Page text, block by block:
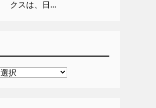
クスは、日...